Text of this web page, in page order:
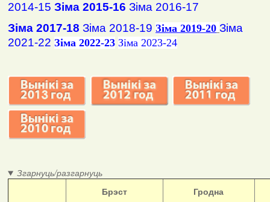
2014-15 Зіма 2015-16 Зіма 2016-17
Зіма 2017-18 Зіма 2018-19 Зіма 2019-20 Зіма
2021-22 Зіма 2022-23 Зіма 2023-24
Згарнуць/разгарнуць
Брэст
Гродна